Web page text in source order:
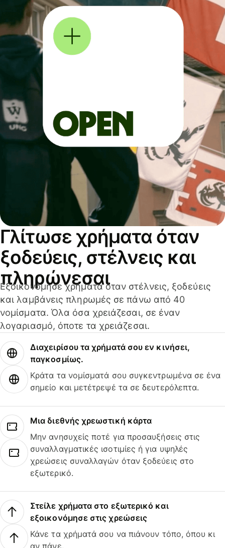
Γλίτωσε χρήματα όταν
ξοδεύεις, στέλνεις και
πληρώνεσαι
Εξοικονόμησε χρήματα όταν στέλνεις, ξοδεύεις
και λαμβάνεις πληρωμές σε πάνω από 40
νομίσματα. Όλα όσα χρειάζεσαι, σε έναν
λογαριασμό, όποτε τα χρειάζεσαι.
Διαχειρίσου τα χρήματά σου εν κινήσει,
παγκοσμίως.
Κράτα τα νομίσματά σου συγκεντρωμένα σε ένα
σημείο και μετέτρεψέ τα σε δευτερόλεπτα.
Μια διεθνής χρεωστική κάρτα
Μην ανησυχείς ποτέ για προσαυξήσεις στις
συναλλαγματικές ισοτιμίες ή για υψηλές
χρεώσεις συναλλαγών όταν ξοδεύεις στο
εξωτερικό.
Στείλε χρήματα στο εξωτερικό και
εξοικονόμησε στις χρεώσεις
Κάνε τα χρήματά σου να πιάνουν τόπο, όπου κι